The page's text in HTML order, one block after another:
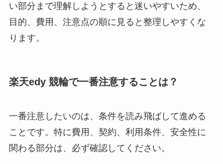
い部分まで理解しようとすると迷いやすいため、
目的、費用、注意点の順に見ると整理しやすくな
ります。
楽天edy 競輪で一番注意することは？
一番注意したいのは、条件を読み飛ばして進める
ことです。特に費用、契約、利用条件、安全性に
関わる部分は、必ず確認してください。